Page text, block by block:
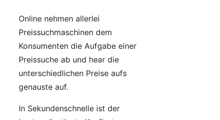
Online nehmen allerlei
Preissuchmaschinen dem
Konsumenten die Aufgabe einer
Preissuche ab und hear die
unterschiedlichen Preise aufs
genauste auf.
In Sekundenschnelle ist der